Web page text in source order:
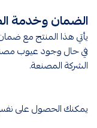
الضمان وخدمة
في حال وجود عيوب
الشركة المصنعة.
يمكنك الحصول على نفس